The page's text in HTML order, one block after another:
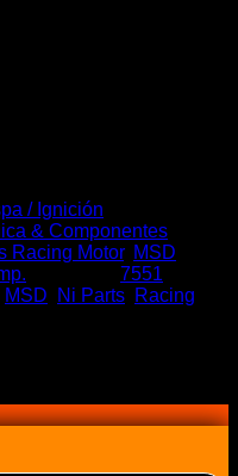
/ Ignición
& Componentes
Racing Motor, MSD
7551
MSD Ni Parts Racing